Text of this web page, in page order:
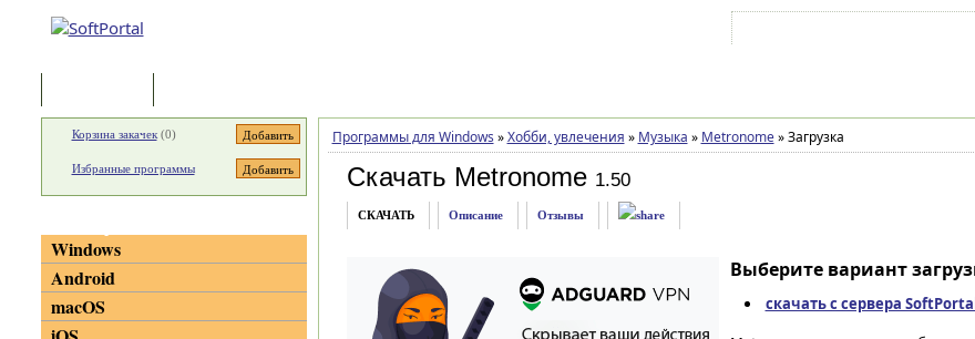
Программы для Windows » Хобби, увлечения » Музыка » Metronome »Загрузка
Скачать Metronome 1.50
СКАЧАТЬ Описание Отзывы
Выберите вариант
скачать с сервера
Корзина закачек(0)
Избранные программы
Windows
Android
macOS